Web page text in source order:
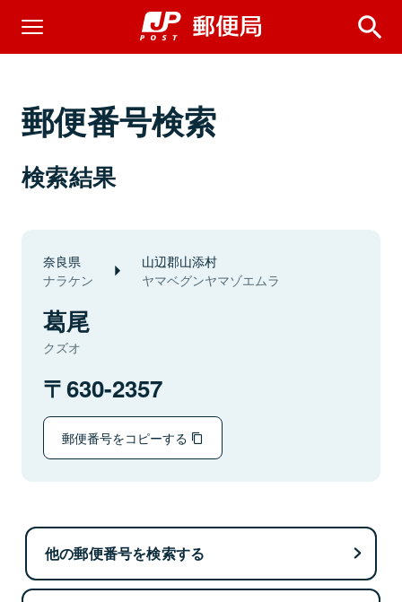
郵便番号検索
検索結果
奈良県
ナラケン
山辺郡山添村
ヤマベグンヤマゾエムラ
葛尾
クズオ
630-2357
郵便番号をコピーする
他の郵便番号を検索する